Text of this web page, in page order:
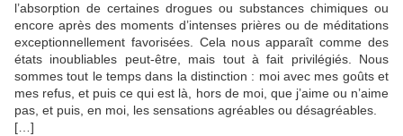
l’absorption de certaines drogues ou substances chimiques ou
encore après des moments d’intenses prières ou de méditations
exceptionnellement favorisées. Cela nous apparaît comme des
états inoubliables peut-être, mais tout à fait privilégiés. Nous
sommes tout le temps dans la distinction : moi avec mes goûts et
mes refus, et puis ce qui est là, hors de moi, que j’aime ou n’aime
pas, et puis, en moi, les sensations agréables ou désagréables.
[…]